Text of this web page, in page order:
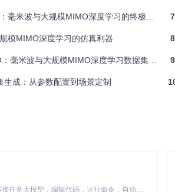
git_repo/gh_mirrors/de/DeepMIMO-
装：
置、数据生成和结果导出三个阶段。通过修改
参数配置与优化
波与大规模MIMO深度学习的终极数据集指南
模MIMO深度学习的仿真利器
波与大规模MIMO深度学习数据集的革命性工具
成：从参数配置到场景定制
7
8
9
Claude Code 的开源替代方案。连接任意大模型，编辑代码，运行命令，自动验证 — 全自动执行。用 Rust 构建，极致性能。 ｜ An open-source alternative to Claude Code. Connect any LLM, edit code, run commands, and verify changes — autonomously. Built in Rust for speed. Get Started